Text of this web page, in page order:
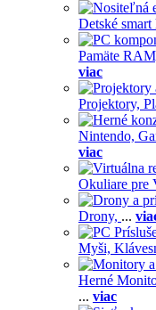
Detské
Pamäte
viac
Projektory,
Nintendo,
viac
Okuliare pre
Drony, ...
Myši,
Herné
... viac